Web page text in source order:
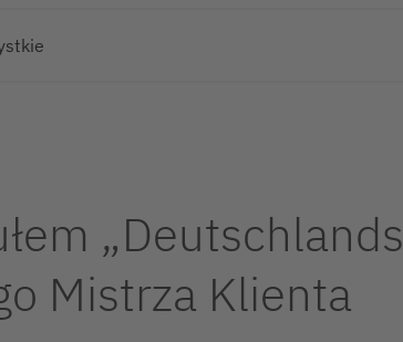
„Deutschlands
Mistrza Klienta